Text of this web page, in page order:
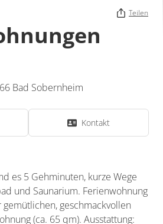
Teilen
Bad Sobernheim
Kontakt
es 5 Gehminuten, kurze Wege
und Saunarium. Ferienwohnung
geschmackvollen
(ca. 65 qm). Ausstattung: